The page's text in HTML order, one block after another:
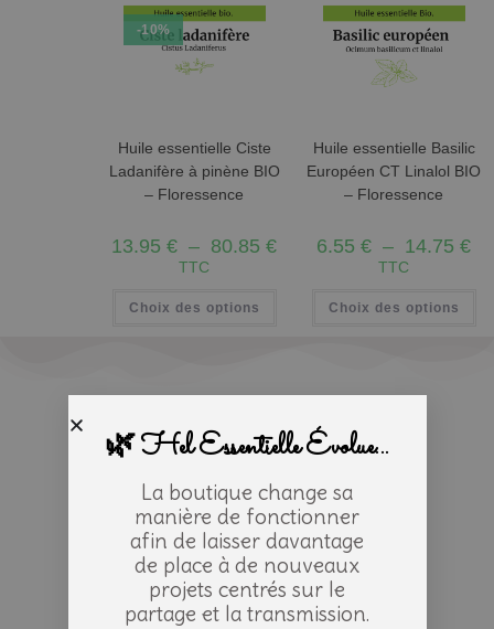
-10%
Huile essentielle Ciste
Ladanifère à pinène BIO
– Floressence
13.95€ – 80.85€
TTC
Choix des options
Huile essentielle Basilic
Européen CT Linalol BIO
– Floressence
6.55€ – 14.75€
TTC
Choix des options
🌿 Hel Essentielle Évolue...
La boutique change sa
manière de fonctionner
afin de laisser davantage
de place à de nouveaux
projets centrés sur le
partage et la transmission.